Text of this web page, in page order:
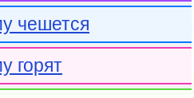
чешется
горят